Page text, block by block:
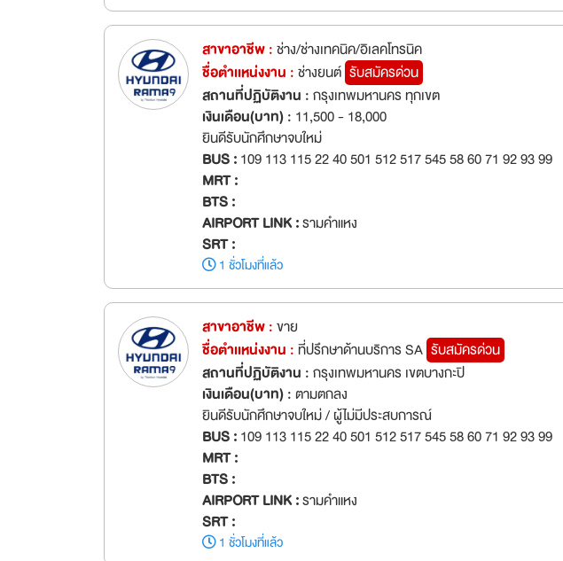
สาขาอาชีพ :ช่าง/ช่างเทคนิค/อิเลคโทรนิค
ชื่อตำเเหน่งงาน :ช่างยนต์ รับสมัครด่วน
สถานที่ปฏิบัติงาน :กรุงเทพมหานคร ทุกเขต
เงินเดือน(บาท) : 11,500 - 18,000
ยินดีรับนักศึกษาจบใหม่
BUS :109 113 115 22 40 501 512 517 545 58 60 71 92 93 99
MRT :
BTS :
AIRPORT LINK :รามคำแหง
SRT :
1 ชั่วโมงที่แล้ว
สาขาอาชีพ :ขาย
ชื่อตำเเหน่งงาน :ที่ปรึกษาด้านบริการ SA รับสมัครด่วน
สถานที่ปฏิบัติงาน :กรุงเทพมหานคร เขตบางกะปิ
เงินเดือน(บาท) :ตามตกลง
ยินดีรับนักศึกษาจบใหม่ / ผู้ไม่มีประสบการณ์
BUS :109 113 115 22 40 501 512 517 545 58 60 71 92 93 99
MRT :
BTS :
AIRPORT LINK :รามคำแหง
SRT :
1 ชั่วโมงที่แล้ว